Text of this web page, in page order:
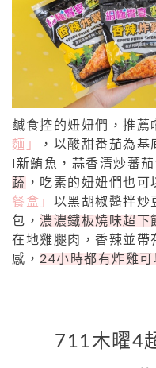
鹹食控的妞妞們，推薦
麵」
，以酸甜番茄為
I新鮪魚，蒜香清炒蕃
蔬 ，吃素的妞妞們也可
餐盒」 以黑胡椒醬拌炒
包， 濃濃鐵板燒味超下
在地雞腿肉，香辣並帶
感， 24小時都有炸雞可
711木曜4